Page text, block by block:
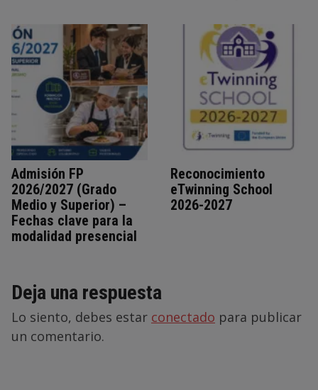
Admisión FP
2026/2027 (Grado
Medio y Superior) –
Fechas clave para la
modalidad presencial
Reconocimiento
eTwinning School
2026-2027
Deja una respuesta
Lo siento, debes estar conectado para publicar
un comentario.